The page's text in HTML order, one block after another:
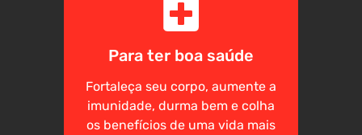
Para ter boa saúde
Fortaleça seu corpo, aumente a
imunidade, durma bem e colha
os benefícios de uma vida mais